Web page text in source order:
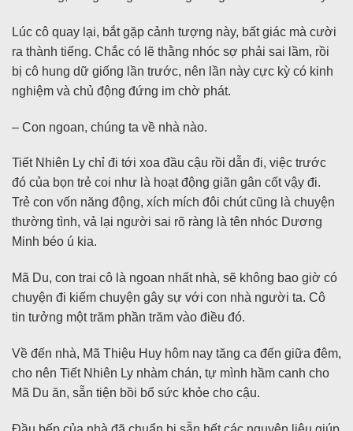
Lúc cô quay lại, bắt gặp cảnh tượng này, bất giác mà cười
ra thành tiếng. Chắc có lẽ thằng nhóc sợ phải sai lầm, rồi
bị cô hung dữ giống lần trước, nên lần này cực kỳ có kinh
nghiệm và chủ động đứng im chờ phát.
– Con ngoan, chúng ta về nhà nào.
Tiết Nhiên Ly chỉ đi tới xoa đầu cậu rồi dẫn đi, việc trước
đó của bọn trẻ coi như là hoạt động giãn gân cốt vậy đi.
Trẻ con vốn năng động, xích mích đôi chút cũng là chuyện
thường tình, vả lại người sai rõ ràng là tên nhóc Dương
Minh béo ú kia.
Mã Du, con trai cô là ngoan nhất nhà, sẽ không bao giờ có
chuyện đi kiếm chuyện gây sự với con nhà người ta. Cô
tin tưởng một trăm phần trăm vào điều đó.
Về đến nhà, Mã Thiệu Huy hôm nay tăng ca đến giữa đêm,
cho nên Tiết Nhiên Ly nhàm chán, tự mình hầm canh cho
Mã Du ăn, sẵn tiện bồi bổ sức khỏe cho cậu.